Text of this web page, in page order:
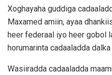
Xoghayaha guddiga
Maxamed amiin, ayaa
heer federaal iyo heer gobol
horumarinta cadaaladda dalka
Wasiiradda cadaaladda